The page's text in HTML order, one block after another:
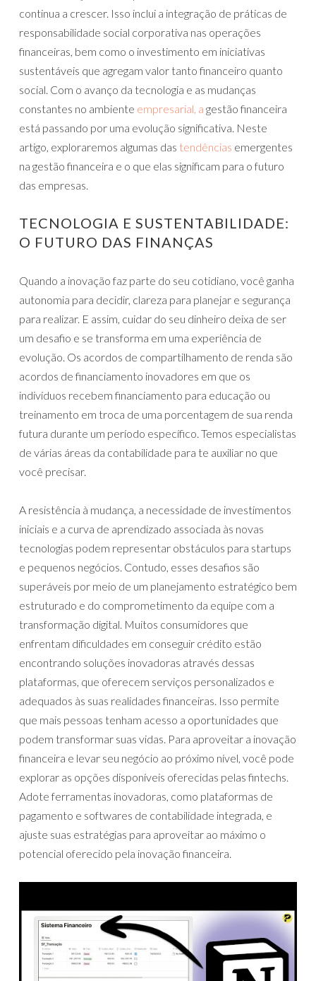
continua a crescer. Isso inclui a integração de práticas de
responsabilidade social corporativa nas operações
financeiras, bem como o investimento em iniciativas
sustentáveis que agregam valor tanto financeiro quanto
social. Com o avanço da tecnologia e as mudanças
constantes no ambiente empresarial, a gestão financeira
está passando por uma evolução significativa. Neste
artigo, exploraremos algumas das tendências emergentes
na gestão financeira e o que elas significam para o futuro
das empresas.
TECNOLOGIA E SUSTENTABILIDADE:
O FUTURO DAS FINANÇAS
Quando a inovação faz parte do seu cotidiano, você ganha
autonomia para decidir, clareza para planejar e segurança
para realizar. E assim, cuidar do seu dinheiro deixa de ser
um desafio e se transforma em uma experiência de
evolução. Os acordos de compartilhamento de renda são
acordos de financiamento inovadores em que os
indivíduos recebem financiamento para educação ou
treinamento em troca de uma porcentagem de sua renda
futura durante um período específico. Temos especialistas
de várias áreas da contabilidade para te auxiliar no que
você precisar.
A resistência à mudança, a necessidade de investimentos
iniciais e a curva de aprendizado associada às novas
tecnologias podem representar obstáculos para startups
e pequenos negócios. Contudo, esses desafios são
superáveis por meio de um planejamento estratégico bem
estruturado e do comprometimento da equipe com a
transformação digital. Muitos consumidores que
enfrentam dificuldades em conseguir crédito estão
encontrando soluções inovadoras através dessas
plataformas, que oferecem serviços personalizados e
adequados às suas realidades financeiras. Isso permite
que mais pessoas tenham acesso a oportunidades que
podem transformar suas vidas. Para aproveitar a inovação
financeira e levar seu negócio ao próximo nível, você pode
explorar as opções disponíveis oferecidas pelas fintechs.
Adote ferramentas inovadoras, como plataformas de
pagamento e softwares de contabilidade integrada, e
ajuste suas estratégias para aproveitar ao máximo o
potencial oferecido pela inovação financeira.